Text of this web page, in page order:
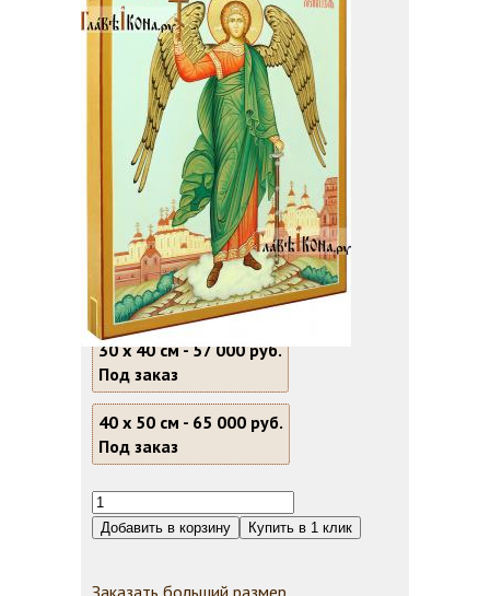
Размер:
17 х 21 см -27 000 руб.
Под заказ
21 х 25 см - 35 000 руб.
Под заказ
22 х 28 см -43 000 руб.
Под заказ
27 х 31 см -50 000 руб.
Под заказ
30 х 40 см -57 000 руб.
Под заказ
40 х 50 см - 65 000 руб.
Под заказ
Заказать больший размер